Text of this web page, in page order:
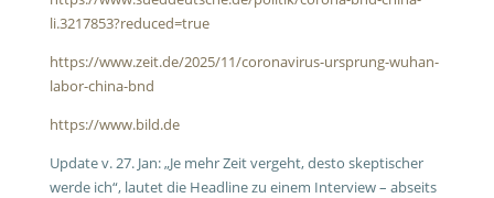
li.3217853?reduced=true
https://www.zeit.de/2025/11/coronavirus-ursprung-wuhan-
labor-china-bnd
https://www.bild.de
Update v. 27. Jan: „Je mehr Zeit vergeht, desto skeptischer
werde ich“, lautet die Headline zu einem Interview – abseits